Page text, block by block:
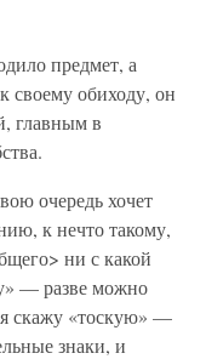
предмет, а
своему обиходу, он
главным в
очередь хочет
к нечто такому,
ни с какой
— разве можно
я скажу «тоскую» —
знаки, и